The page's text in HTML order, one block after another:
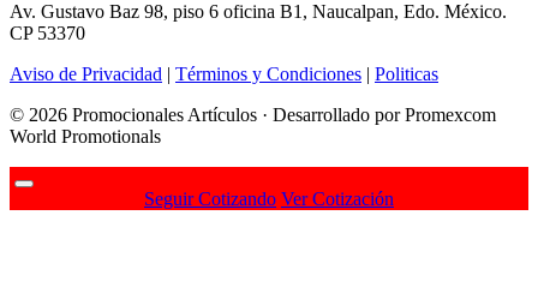
Av. Gustavo Baz 98, piso 6 oficina B1, Naucalpan, Edo. México.
CP 53370
Aviso de Privacidad | Términos y Condiciones | Politicas
© 2026 Promocionales Artículos · Desarrollado por Promexcom
World Promotionals
Seguir Cotizando Ver Cotización